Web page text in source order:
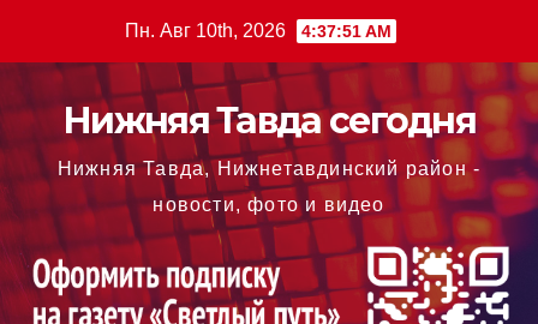
содержимому
Пн. Авг 10th, 2026 4:37:52 AM
Нижняя Тавда сегодня
Нижняя Тавда, Нижнетавдинский район -
новости, фото и видео